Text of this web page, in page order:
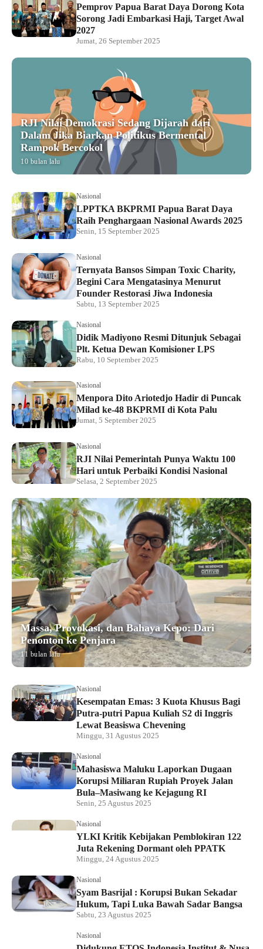
Pemprov Papua Barat Daya Dorong Kota
Sorong Jadi Embarkasi Haji, Target Awal
2027
Jumat, 26 September 2025
RJI Nilai Demokrasi Sedang Dijarah dari
Dalam Jika Biarkan Politikus Bermental
Rampok Bercokol
10 bulan lalu
Nasional
LPPTKA BKPRMI Papua Barat Daya
Raih Penghargaan Nasional Awards 2025
Senin, 15 September 2025
Nasional
Ternyata Bansos Simpan Toxic Charity,
Begini Cara Mengatasinya Menurut
Founder Restorasi Jiwa Indonesia
Sabtu, 13 September 2025
Nasional
Didik Madiyono Resmi Ditunjuk Sebagai
Plt. Ketua Dewan Komisioner LPS
Rabu, 10 September 2025
Nasional
Menpora Dito Ariotedjo Hadir di Puncak
Milad ke-48 BKPRMI di Kota Palu
Jumat, 5 September 2025
Nasional
RJI Nilai Pemerintah Punya Waktu 100
Hari untuk Perbaiki Kondisi Nasional
Selasa, 2 September 2025
Massa, Provokasi, dan Bahaya Kepo: Dari
Penonton ke Penjara
11 bulan lalu
Nasional
Kesempatan Emas: 3 Kuota Khusus Bagi
Putra-putri Papua Kuliah S2 di Inggris
Lewat Beasiswa Chevening
Minggu, 31 Agustus 2025
Nasional
Mahasiswa Maluku Laporkan Dugaan
Korupsi Miliaran Rupiah Proyek Jalan
Bula–Masiwang ke Kejagung RI
Senin, 25 Agustus 2025
Nasional
YLKI Kritik Kebijakan Pemblokiran 122
Juta Rekening Dormant oleh PPATK
Minggu, 24 Agustus 2025
Nasional
Syam Basrijal : Korupsi Bukan Sekadar
Hukum, Tapi Luka Bawah Sadar Bangsa
Sabtu, 23 Agustus 2025
Nasional